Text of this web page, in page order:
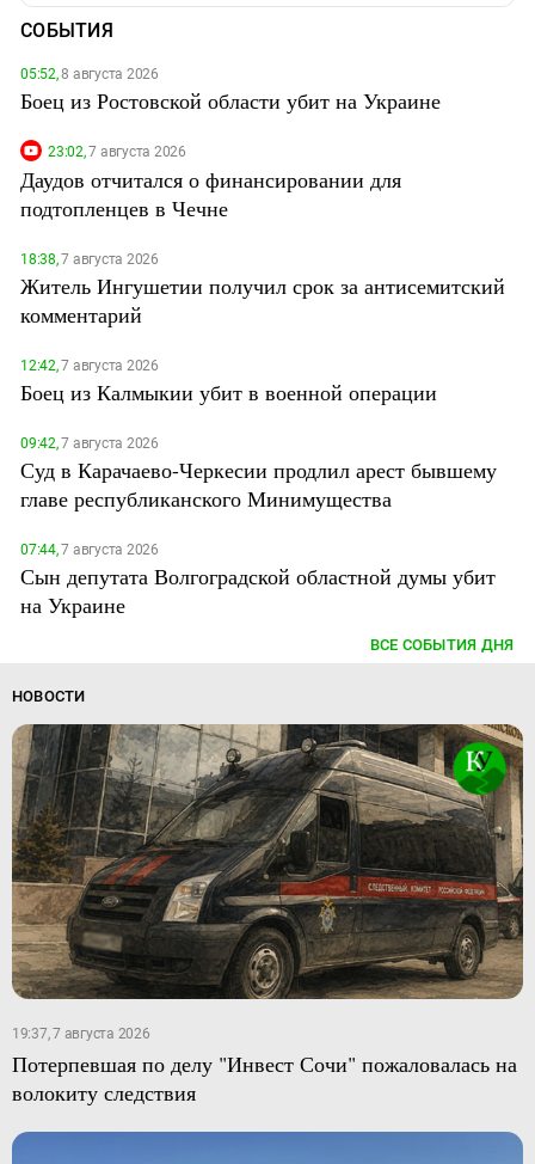
СОБЫТИЯ
05:52,8 августа 2026
Боец из Ростовской области убит на Украине
23:02,7 августа 2026
Даудов отчитался о финансировании для
подтопленцев в Чечне
18:38,7 августа 2026
Житель Ингушетии получил срок за антисемитский
комментарий
12:42,7 августа 2026
Боец из Калмыкии убит в военной операции
09:42,7 августа 2026
Суд в Карачаево-Черкесии продлил арест бывшему
главе республиканского Минимущества
07:44,7 августа 2026
Сын депутата Волгоградской областной думы убит
на Украине
ВСЕ СОБЫТИЯ ДНЯ
НОВОСТИ
19:37, 7 августа 2026
Потерпевшая по делу "Инвест Сочи" пожаловалась на
волокиту следствия